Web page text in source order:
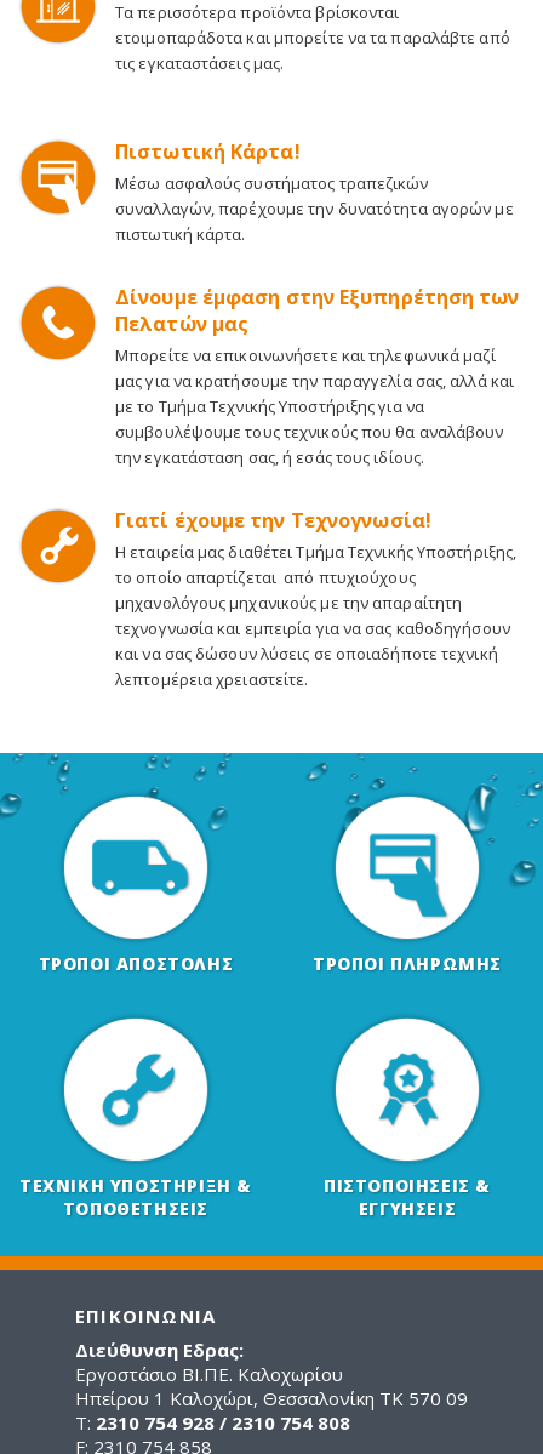
Τα περισσότερα προϊόντα βρίσκονται
ετοιμοπαράδοτα και μπορείτε να τα παραλάβτε από
τις εγκαταστάσεις μας.
Πιστωτική Κάρτα!
Μέσω ασφαλούς συστήματος τραπεζικών
συναλλαγών, παρέχουμε την δυνατότητα αγορών με
πιστωτική κάρτα.
Δίνουμε έμφαση στην Εξυπηρέτηση των
Πελατών μας
Μπορείτε να επικοινωνήσετε και τηλεφωνικά μαζί
μας για να κρατήσουμε την παραγγελία σας, αλλά και
με το Τμήμα Τεχνικής Υποστήριξης για να
συμβουλέψουμε τους τεχνικούς που θα αναλάβουν
την εγκατάσταση σας, ή εσάς τους ιδίους.
Γιατί έχουμε την Τεχνογνωσία!
Η εταιρεία μας διαθέτει Τμήμα Τεχνικής Υποστήριξης,
το οποίο απαρτίζεται από πτυχιούχους
μηχανολόγους μηχανικούς με την απαραίτητη
τεχνογνωσία και εμπειρία για να σας καθοδηγήσουν
και να σας δώσουν λύσεις σε οποιαδήποτε τεχνική
λεπτομέρεια χρειαστείτε.
ΤΡΟΠΟΙ ΑΠΟΣΤΟΛΗΣ ΤΡΟΠΟΙ ΠΛΗΡΩΜΗΣ
ΤΕΧΝΙΚΗ ΥΠΟΣΤΗΡΙΞΗ &
ΤΟΠΟΘΕΤΗΣΕΙΣ
ΠΙΣΤΟΠΟΙΗΣΕΙΣ &
ΕΓΓΥΗΣΕΙΣ
ΕΠΙΚΟΙΝΩΝΙΑ
Διεύθυνση Εδρας:
Εργοστάσιο ΒΙ.ΠΕ. Καλοχωρίου
Ηπείρου 1 Καλοχώρι, Θεσσαλονίκη ΤΚ 570 09
Τ: 2310 754 928 / 2310 754 808
F: 2310 754 858